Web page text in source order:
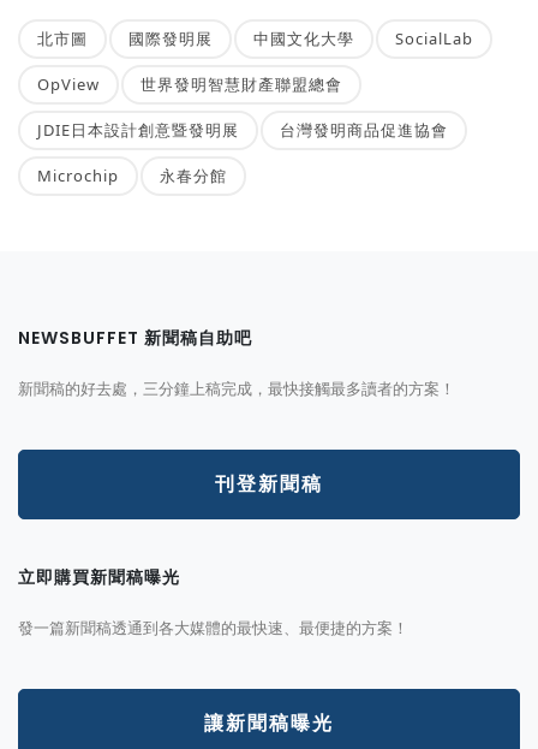
北市圖 國際發明展 中國文化大學 SocialLab
OpView 世界發明智慧財產聯盟總會
JDIE日本設計創意暨發明展 台灣發明商品促進協會
Microchip 永春分館
NEWSBUFFET 新聞稿自助吧
新聞稿的好去處，三分鐘上稿完成，最快接觸最多讀者的方案！
刊登新聞稿
立即購買新聞稿曝光
發一篇新聞稿透通到各大媒體的最快速、最便捷的方案！
讓新聞稿曝光